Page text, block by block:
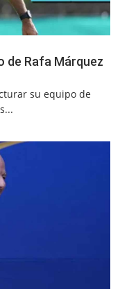
de Rafa Márquez
su equipo de